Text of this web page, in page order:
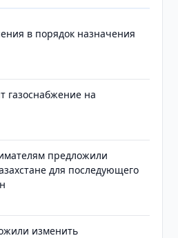
в порядок назначения
газоснабжение на
предложили
для последующего
изменить